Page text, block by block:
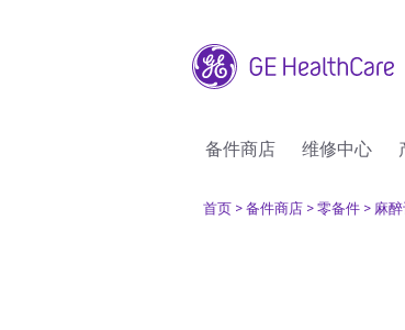
备件商店 维修中心
首页 > 备件商店 > 零备件 > 麻